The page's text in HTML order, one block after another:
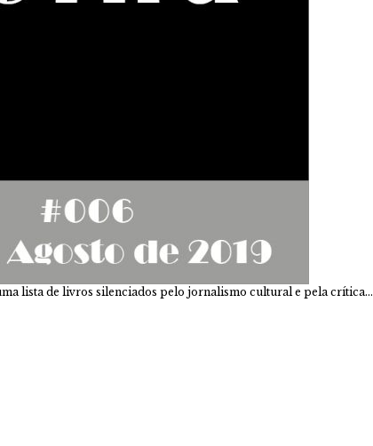
lista de livros silenciados pelo jornalismo cultural e pela crítica…